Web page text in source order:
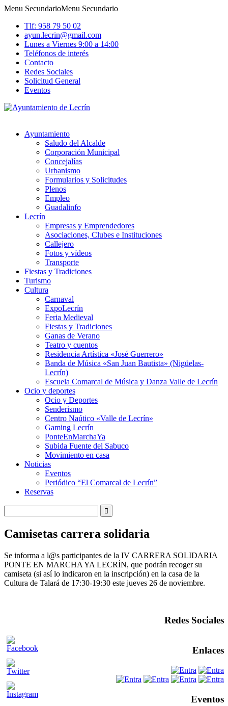
Menu SecundarioMenu Secundario
Tlf: 958 79 50 02
ayun.lecrin@gmail.com
Lunes a Viernes 9:00 a 14:00
Teléfonos de interés
Contacto
Redes Sociales
Solicitud General
Eventos
Ayuntamiento
Saludo del Alcalde
Corporación Municipal
Concejalías
Urbanismo
Formularios y Solicitudes
Plenos
Empleo
Guadalinfo
Lecrín
Empresas y Emprendedores
Asociaciones, Clubes e Instituciones
Callejero
Fotos y vídeos
Transporte
Fiestas y Tradiciones
Turismo
Cultura
Carnaval
ExpoLecrín
Feria Medieval
Fiestas y Tradiciones
Ganas de Verano
Teatro y cuentos
Residencia Artística «José Guerrero»
Banda de Música «San Juan Bautista» (Nigüelas-
Lecrín)
Escuela Comarcal de Música y Danza Valle de Lecrín
Ocio y deportes
Ocio y Deportes
Senderismo
Centro Naútico «Valle de Lecrín»
Gaming Lecrín
PonteEnMarchaYa
Subida Fuente del Sabuco
Movimiento en casa
Noticias
Eventos
Periódico “El Comarcal de Lecrín”
Reservas
Camisetas carrera solidaria
Se informa a l@s participantes de la IV CARRERA SOLIDARIA
PONTE EN MARCHA YA LECRÍN, que podrán recoger su
camiseta (si así lo indicaron en la inscripción) en la casa de la
Cultura de Talará de 17:30-19:30 este jueves 26 de noviembre.
Redes Sociales
Enlaces
Eventos